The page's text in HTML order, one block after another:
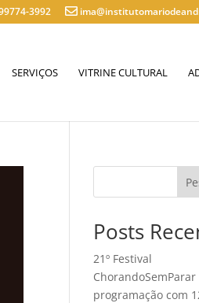
3992
SERVIÇOS VITRINE CULTURAL
Posts
21º Festival
programação com